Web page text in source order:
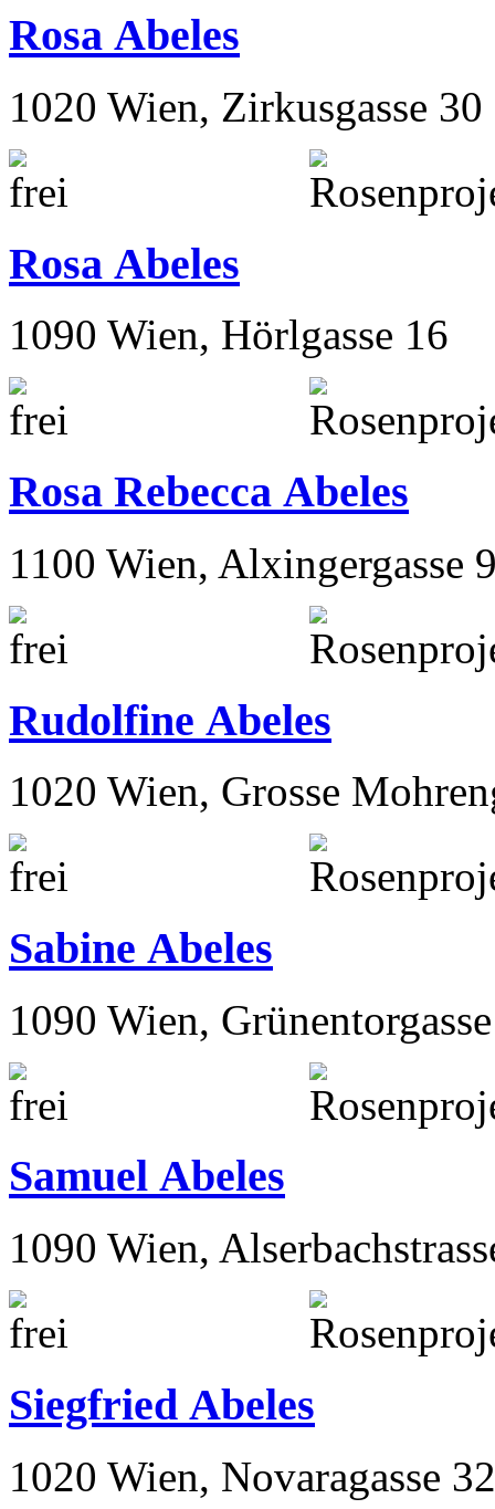
Rosa Abeles
1020 Wien, Zirkusgasse 30
Rosa Abeles
1090 Wien, Hörlgasse 16
Rosa Rebecca Abeles
1100 Wien, Alxingergasse
Rudolfine Abeles
1020 Wien, Grosse
Sabine Abeles
1090 Wien,
Samuel Abeles
1090 Wien,
Siegfried Abeles
1020 Wien, Novaragasse